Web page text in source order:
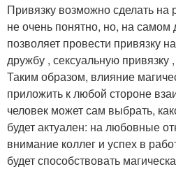
Привязку возможно сделать на
не очень понятно, но, на самом
позволяет провести привязку
дружбу , сексуальную привязку
Таким образом, влияние
приложить к любой стороне
человек может сам выбрать,
будет актуален: на любовные
внимание коллег и успех в
будет способствовать